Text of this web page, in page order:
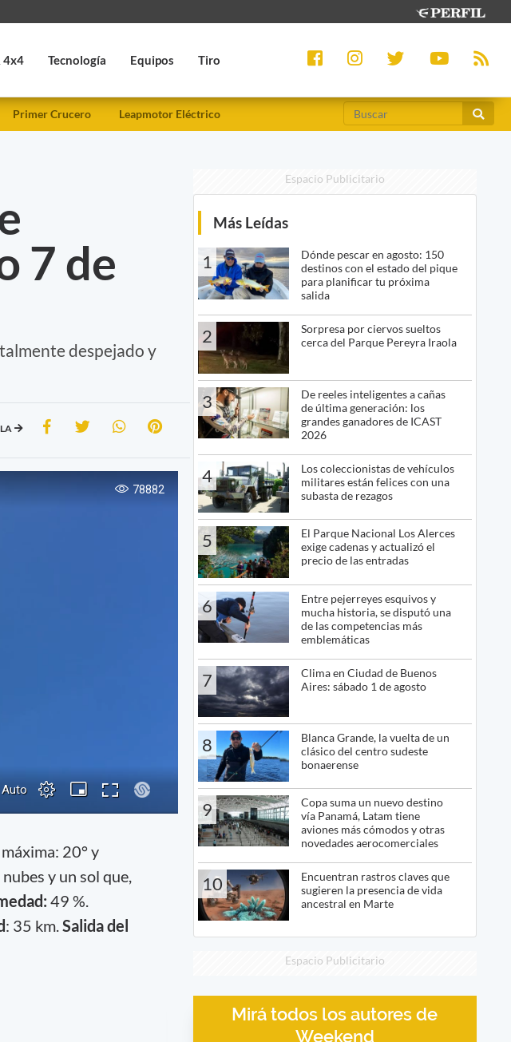
4x4 Tecnología Equipos Tiro
Primer Crucero Leapmotor Eléctrico
7 de
despejado y
20° y
y un sol que,
49 %.
: 35 km. Salida del
Espacio Publicitario
Más Leídas
1
Dónde pescar en agosto: 150
destinos con el estado del pique
para planificar tu próxima
salida
2
Sorpresa por ciervos sueltos
cerca del Parque Pereyra Iraola
3
De reeles inteligentes a cañas
de última generación: los
grandes ganadores de ICAST
2026
4
Los coleccionistas de vehículos
militares están felices con una
subasta de rezagos
5
El Parque Nacional Los Alerces
exige cadenas y actualizó el
precio de las entradas
6
Entre pejerreyes esquivos y
mucha historia, se disputó una
de las competencias más
emblemáticas
7
Clima en Ciudad de Buenos
Aires: sábado 1 de agosto
8
Blanca Grande, la vuelta de un
clásico del centro sudeste
bonaerense
9
Copa suma un nuevo destino
vía Panamá, Latam tiene
aviones más cómodos y otras
novedades aerocomerciales
10
Encuentran rastros claves que
sugieren la presencia de vida
ancestral en Marte
Espacio Publicitario
Mirá todos los autores de
Weekend